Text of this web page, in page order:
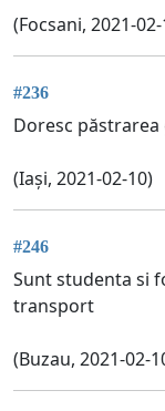
(Focsani, 2021-
#236
Doresc
(Iași, 2021-02-10)
#246
Sunt studenta si
transport
(Buzau, 2021-02-